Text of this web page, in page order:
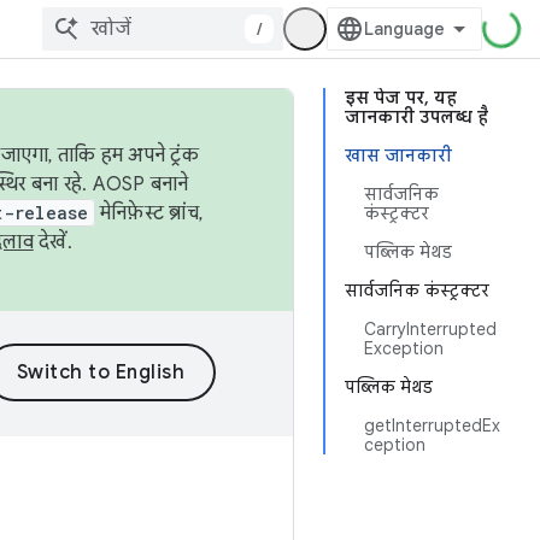
/
इस पेज पर, यह
जानकारी उपलब्ध है
खास जानकारी
सार्वजनिक
कंस्ट्रक्टर
पब्लिक मेथड
सार्वजनिक कंस्ट्रक्टर
CarryInterrupted
Exception
पब्लिक मेथड
getInterruptedEx
ception
ताकि हम अपने ट्रंक
बना रहे. AOSP बनाने
release मेनिफ़ेस्ट ब्रांच,
देखें.